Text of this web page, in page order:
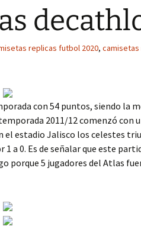
replicas futbol 2020,
con 54 puntos, siendo la
2011/12 comenzó con
el estadio Jalisco los celestes
a 0. Es de señalar que este
porque 5 jugadores del Atlas